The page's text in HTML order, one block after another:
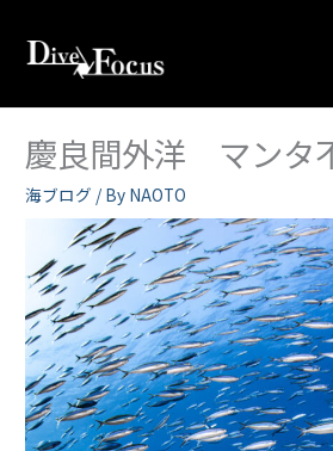
ス
慶良間外洋 マンタ
海ブログ / By NAOTO